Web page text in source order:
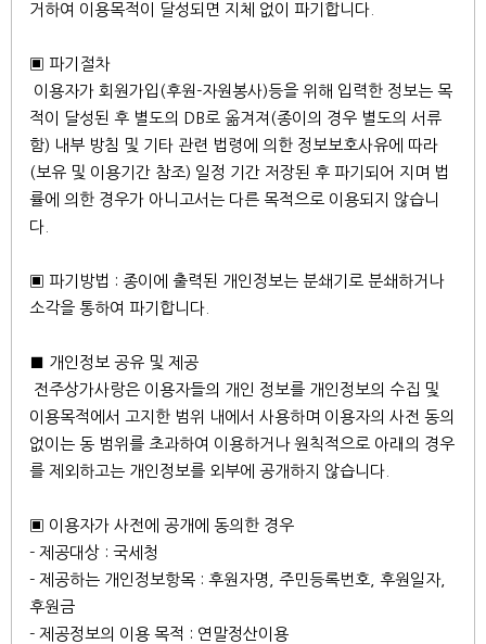
거하여 이용목적이 달성되면 지체 없이 파기합니다.
▣ 파기절차
이용자가 회원가입(후원-자원봉사)등을 위해 입력한 정보는 목
적이 달성된 후 별도의 DB로 옮겨져(종이의 경우 별도의 서류
함) 내부 방침 및 기타 관련 법령에 의한 정보보호사유에 따라
(보유 및 이용기간 참조) 일정 기간 저장된 후 파기되어 지며 법
률에 의한 경우가 아니고서는 다른 목적으로 이용되지 않습니
다.
▣ 파기방법 : 종이에 출력된 개인정보는 분쇄기로 분쇄하거나
소각을 통하여 파기합니다.
■ 개인정보 공유 및 제공
전주상가사랑은 이용자들의 개인 정보를 개인정보의 수집 및
이용목적에서 고지한 범위 내에서 사용하며 이용자의 사전 동의
없이는 동 범위를 초과하여 이용하거나 원칙적으로 아래의 경우
를 제외하고는 개인정보를 외부에 공개하지 않습니다.
▣ 이용자가 사전에 공개에 동의한 경우
- 제공대상 : 국세청
- 제공하는 개인정보항목 : 후원자명, 주민등록번호, 후원일자,
후원금
- 제공정보의 이용 목적 : 연말정산이용